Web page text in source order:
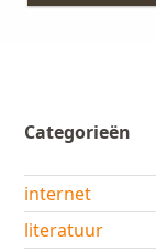
Categorieën
internet
literatuur